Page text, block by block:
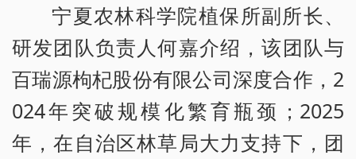
宁夏农林科学院植保所副所长、
研发团队负责人何嘉介绍，该团队与
百瑞源枸杞股份有限公司深度合作，2
024年突破规模化繁育瓶颈；2025
年，在自治区林草局大力支持下，团